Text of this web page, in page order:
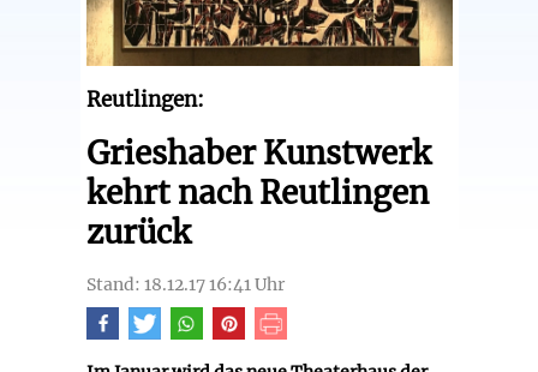
Reutlingen:
Grieshaber Kunstwerk
kehrt nach Reutlingen
zurück
Stand: 18.12.17 16:41 Uhr